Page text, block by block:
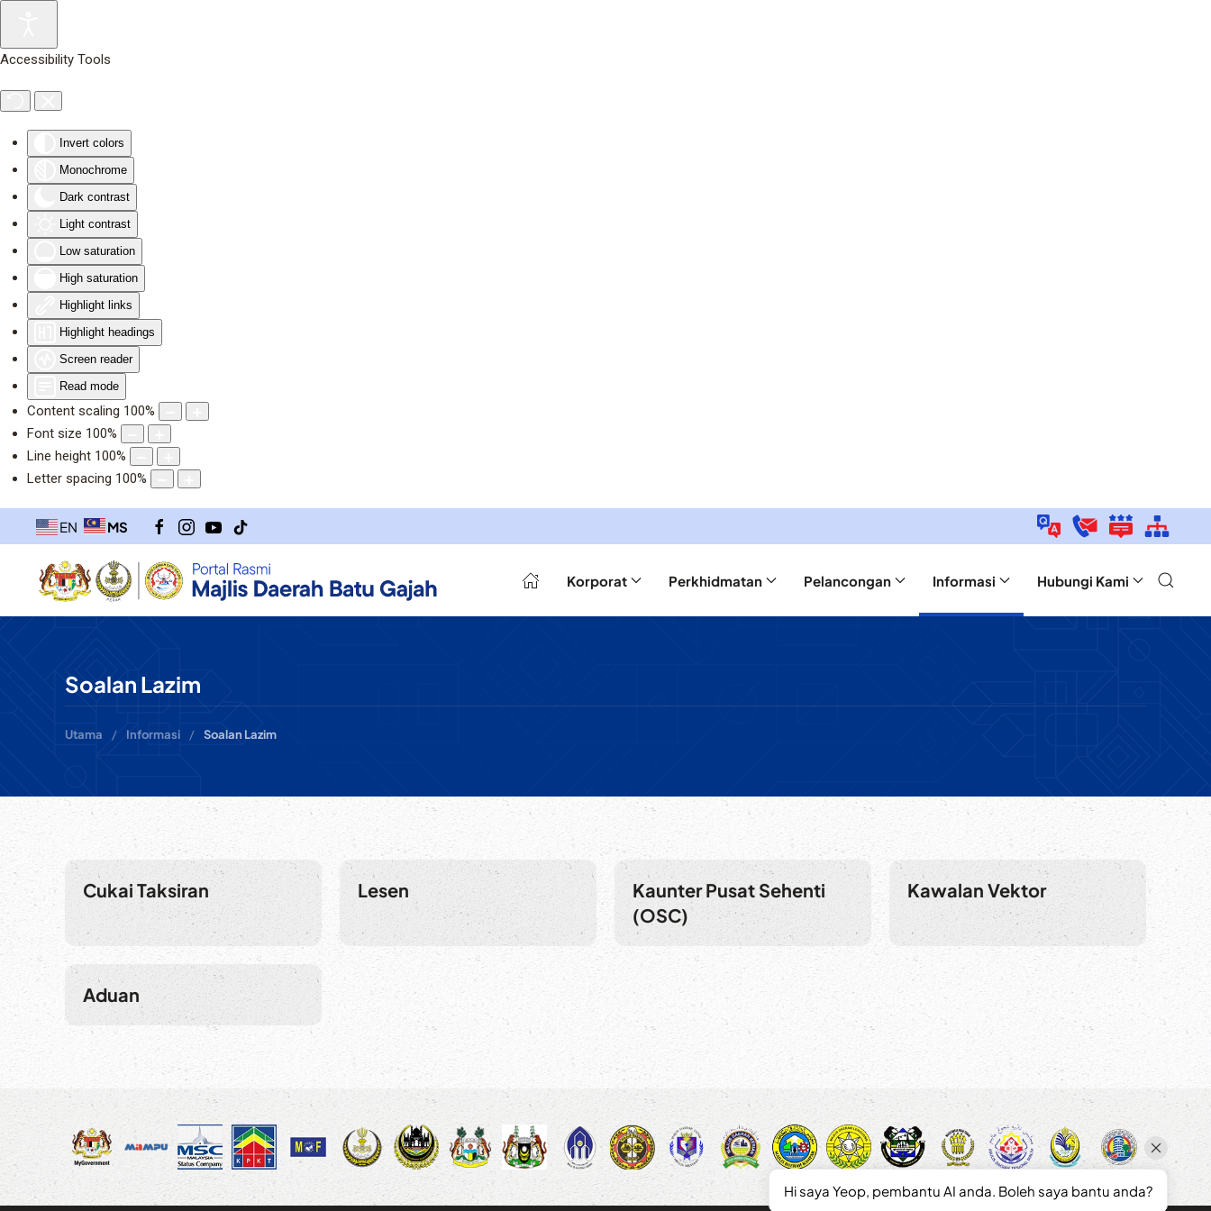
Accessibility Tools
Invert colors
Monochrome
Dark contrast
Light contrast
Low saturation
High saturation
Highlight links
Highlight headings
Screen reader
Read mode
Content scaling 100%
Font size 100%
Line height 100%
Letter spacing 100%
EN MS
Korporat Perkhidmatan Pelancongan Informasi Hubungi Kami
Soalan Lazim
Utama Informasi Soalan Lazim
Cukai Taksiran Lesen
Kaunter Pusat Sehenti
(OSC)
Kawalan Vektor
Aduan
Hi saya Yeop, pembantu AI anda. Boleh saya bantu anda?